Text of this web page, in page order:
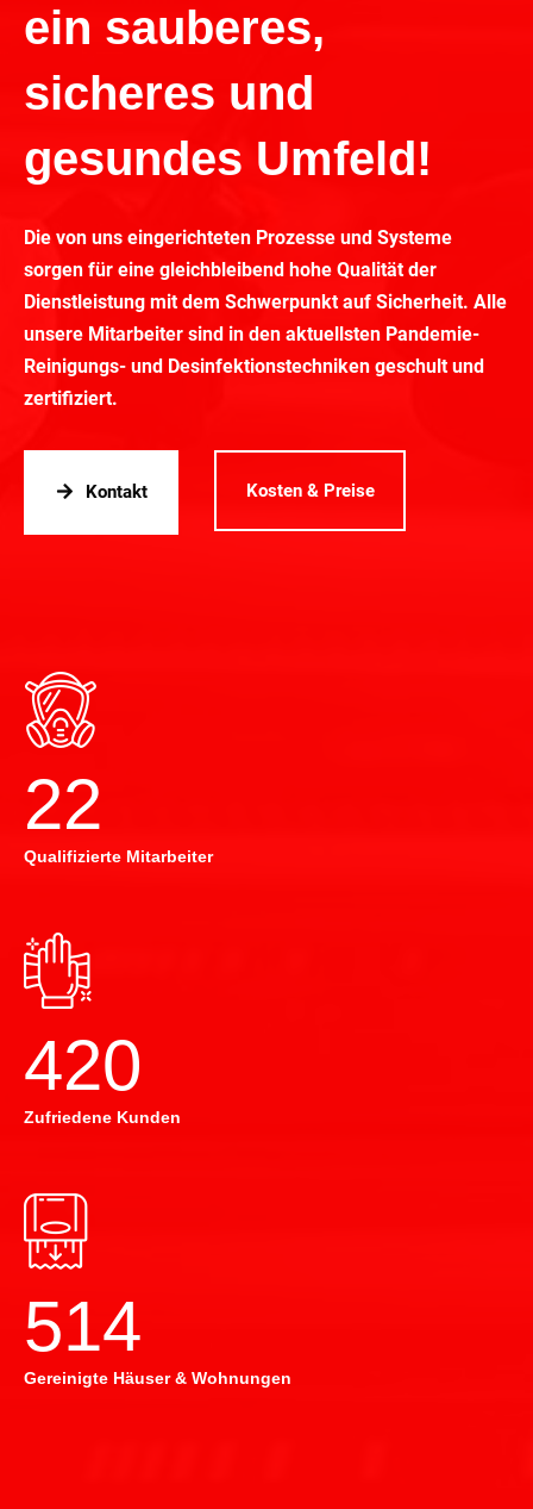
ein sauberes,
sicheres und
gesundes Umfeld!
Die von uns eingerichteten Prozesse und Systeme
sorgen für eine gleichbleibend hohe Qualität der
Dienstleistung mit dem Schwerpunkt auf Sicherheit. Alle
unsere Mitarbeiter sind in den aktuellsten Pandemie-
Reinigungs- und Desinfektionstechniken geschult und
zertifiziert.
Kontakt Kosten & Preise
22
Qualifizierte Mitarbeiter
420
Zufriedene Kunden
514
Gereinigte Häuser & Wohnungen